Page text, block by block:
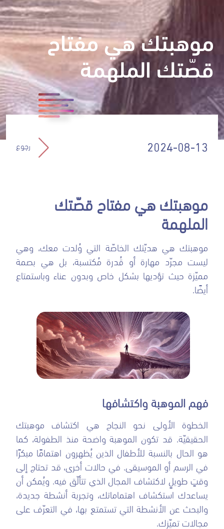
موهبتك هي مفتاح
قصّتك الملهمة
2024-08-13 رجوع
موهبتك هي مفتاح قصّتك
الملهمة
موهبتك هي هديّتك الخاصّة التي وُلدت معك، وهي
ليست مجرّد مهارة أو قُدرة مُكتسبة، بل هي بصمة
مميّزة حيث تؤديها بشكل خاص وبدون عناء وباستمتاع
أيضًا.
فهم الموهبة واكتشافها
الخطوة الأولى نحو النجاح هي اكتشاف موهبتك
الحقيقيّة. قد تكون الموهبة واضحة منذ الطفولة، كما
هو الحال بالنسبة للأطفال الذين يُظهرون اهتمامًا مبكرًا
في الرسم أو الموسيقى. في حالات أخرى، قد تحتاج إلى
وقتٍ طويلٍ لاكتشاف المجال الذي تتألّق فيه. ويُمكن أن
يساعدك استكشاف اهتماماتك، وتجربة أنشطة جديدة،
والبحث عن الأنشطة التي تستمتع بها، في التعرّف على
مجالات تميّزك.